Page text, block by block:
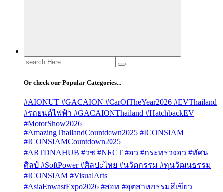
Search
for:
Or check our Popular Categories...
#AIONUT #GACAION #CarOfTheYear2026 #EVThailand
#รถยนต์ไฟฟ้า #GACAIONThailand #HatchbackEV
#MotorShow2026
#AmazingThailandCountdown2025 #ICONSIAM
#ICONSIAMCountdown2025
#ARTDNAHUB #วช #NRCT #อว #กระทรวงอว #ทัศน
ศิลป์ #SoftPower #ศิลปะไทย #นวัตกรรม #ทุนวัฒนธรรม
#ICONSIAM #VisualArts
#AsiaEnwastExpo2026 #สอท #อุตสาหกรรมสีเขียว